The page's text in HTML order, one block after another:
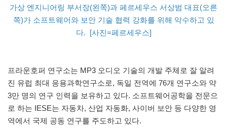
가상 엔지니어링 부서장(왼쪽)과 페르세우스 서상범 대표(오른
쪽)가 소프트웨어와 보안 기술 협력 강화를 위해 악수하고 있
다. [사진=페르세우스]
프라운호퍼 연구소는 MP3 오디오 기술의 개발 주체로 잘 알려
진 유럽 최대 응용과학연구소로, 독일 전역에 76개 연구소와 약
3만 명의 연구 인력을 보유하고 있다. 소프트웨어공학을 전문으
로 하는 IESE는 자동차, 산업 자동화, 사이버 보안 등 다양한 영
역에서 국제 공동 연구를 주도하고 있다.